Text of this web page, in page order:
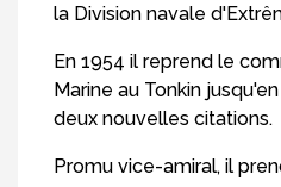
la Division navale
En 1954 il reprend le
Marine au Tonkin
deux nouvelles citations.
Promu vice-amiral, il